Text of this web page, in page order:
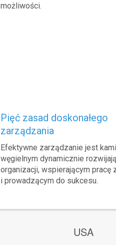
możliwości.
Pięć zasad doskonałego
zarządzania
Efektywne zarządzanie jest
węgielnym dynamicznie
organizacji, wspierającym pracę
i prowadzącym do sukcesu.
USA